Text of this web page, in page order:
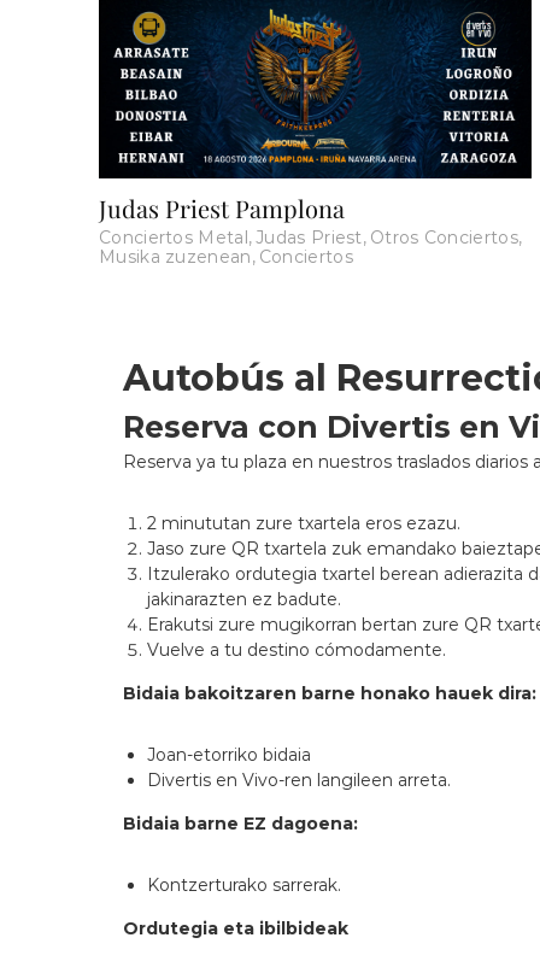
Judas Priest Pamplona
Conciertos Metal,Judas Priest, Otros Conciertos,
Musika zuzenean, Conciertos
Autobús al
Reserva con Divertis en
Reserva ya tu plaza en nuestros traslados diarios
2 minututan zure txartela eros ezazu.
Jaso zure QR txartela zuk emandako
Itzulerako ordutegia txartel berean adierazita
jakinarazten ez badute.
Erakutsi zure mugikorran bertan zure QR
Vuelve a tu destino cómodamente.
Bidaia bakoitzaren barne honako hauek dira:
Joan-etorriko bidaia
Divertis en Vivo-ren langileen arreta.
Bidaia barne EZ dagoena:
Kontzerturako sarrerak.
Ordutegia eta ibilbideak